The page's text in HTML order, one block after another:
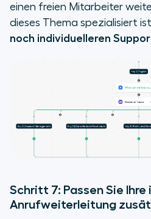
einen freien Mitarbeiter
dieses Thema spezialisiert
noch individuelleren
Schritt 7: Passen Sie
Anrufweiterleitung